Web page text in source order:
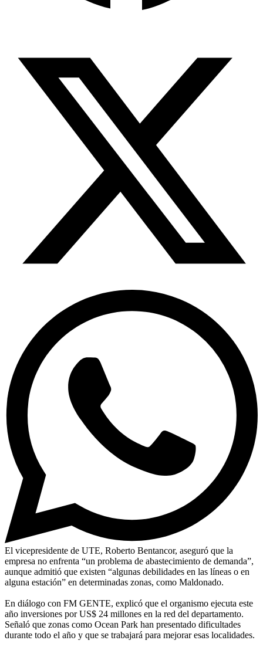
El vicepresidente de UTE, Roberto Bentancor, aseguró que la
empresa no enfrenta “un problema de abastecimiento de demanda”,
aunque admitió que existen “algunas debilidades en las líneas o en
alguna estación” en determinadas zonas, como Maldonado.
En diálogo con FM GENTE, explicó que el organismo ejecuta este
año inversiones por US$ 24 millones en la red del departamento.
Señaló que zonas como Ocean Park han presentado dificultades
durante todo el año y que se trabajará para mejorar esas localidades.